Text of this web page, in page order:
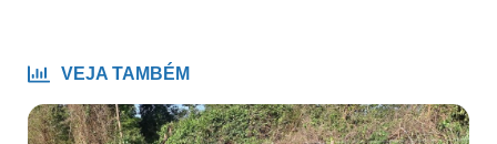
VEJA TAMBÉM